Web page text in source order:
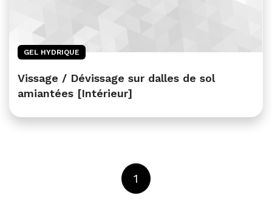
GEL HYDRIQUE
Vissage / Dévissage sur dalles de sol
amiantées [Intérieur]
1